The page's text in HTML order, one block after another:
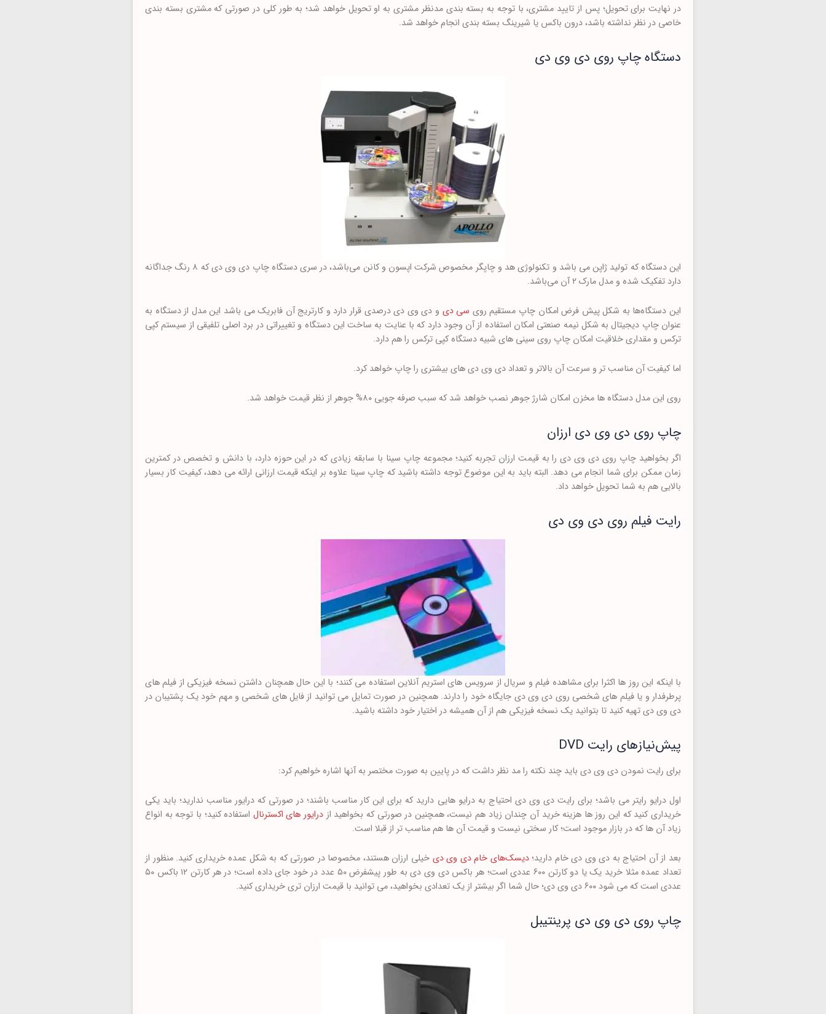
در نهایت برای تحویل؛ پس از تایید مشتری، با توجه به بسته بندی مدنظر مشتری به او تحویل خواهد شد؛ به طور کلی در صورتی که مشتری بسته بندی
خاصی در نظر نداشته باشد، درون باکس یا شیرینگ بسته بندی انجام خواهد شد.
دستگاه چاپ روی دی وی دی
این دستگاه که تولید ژاپن می باشد و تکنولوژی هد و چاپگر مخصوص شرکت اپسون و کانن می‌باشد، در سری دستگاه چاپ دی وی دی که ۸ رنگ جداگانه
دارد تفکیک شده و مدل مارک ۲ آن می‌باشد.
این دستگاه‌ها به شکل پیش فرض امکان چاپ مستقیم روی سی دی و دی وی دی درصدی قرار دارد و کارتریج آن فابریک می باشد این مدل از دستگاه به
عنوان چاپ دیجیتال به شکل نیمه صنعتی امکان استفاده از آن وجود دارد که با عنایت به ساخت این دستگاه و تغییراتی در برد اصلی تلفیقی از سیستم کپی
ترکس و مقداری خلاقیت امکان چاپ روی سینی های شبیه دستگاه کپی ترکس را هم دارد.
اما کیفیت آن مناسب تر و سرعت آن بالاتر و تعداد دی وی دی های بیشتری را چاپ خواهد کرد.
روی این مدل دستگاه ها مخزن امکان شارژ جوهر نصب خواهد شد که سبب صرفه جویی ۸۰% جوهر از نظر قیمت خواهد شد.
چاپ روی دی وی دی ارزان
اگر بخواهید چاپ روی دی وی دی را به قیمت ارزان تجربه کنید؛ مجموعه چاپ سینا با سابقه زیادی که در این حوزه دارد، با دانش و تخصص در کمترین
زمان ممکن برای شما انجام می دهد. البته باید به این موضوع توجه داشته باشید که چاپ سینا علاوه بر اینکه قیمت ارزانی ارائه می دهد، کیفیت کار بسیار
بالایی هم به شما تحویل خواهد داد.
رایت فیلم روی دی وی دی
با اینکه این روز ها اکثرا برای مشاهده فیلم و سریال از سرویس های استریم آنلاین استفاده می کنند؛ با این حال همچنان داشتن نسخه فیزیکی از فیلم های
پرطرفدار و یا فیلم های شخصی روی دی وی دی جایگاه خود را دارند. همچنین در صورت تمایل می توانید از فایل های شخصی و مهم خود یک پشتیبان در
دی وی دی تهیه کنید تا بتوانید یک نسخه فیزیکی هم از آن همیشه در اختیار خود داشته باشید.
پیش‌نیازهای رایت DVD
برای رایت نمودن دی وی دی باید چند نکته را مد نظر داشت که در پایین به صورت مختصر به آنها اشاره خواهیم کرد:
اول درایو رایتر می باشد؛ برای رایت دی وی دی احتیاج به درایو هایی دارید که برای این کار مناسب باشند؛ در صورتی که درایور مناسب ندارید؛ باید یکی
خریداری کنید که این روز ها هزینه خرید آن چندان زیاد هم نیست، همچنین در صورتی که بخواهید از درایور های اکسترنال استفاده کنید؛ با توجه به انواع
زیاد آن ها که در بازار موجود است؛ کار سختی نیست و قیمت آن ها هم مناسب تر از قبلا است.
بعد از آن احتیاج به دی وی دی خام دارید؛دیسک‌های خام دی وی دی خیلی ارزان هستند، مخصوصا در صورتی که به شکل عمده خریداری کنید. منظور از
تعداد عمده مثلا خرید یک یا دو کارتن ۶۰۰ عددی است؛ هر باکس دی وی دی به طور پیشفرض ۵۰ عدد در خود جای داده است؛ در هر کارتن ۱۲ باکس ۵۰
عددی است که می شود ۶۰۰ دی وی دی؛ حال شما اگر بیشتر از یک تعدادی بخواهید، می توانید با قیمت ارزان تری خریداری کنید.
چاپ روی دی وی دی پرینتیبل